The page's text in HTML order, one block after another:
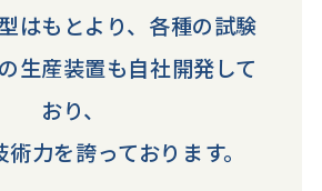
はもとより、各種の試験
生産装置も自社開発して
おり、
力を誇っております。